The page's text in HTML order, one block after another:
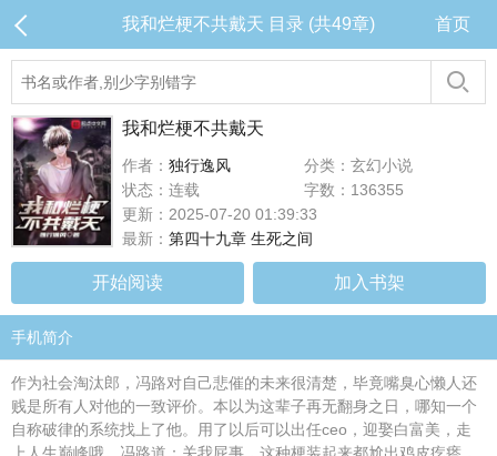
我和烂梗不共戴天 目录 (共49章) 首页
我和烂梗不共戴天
作者： 独行逸风
分类：玄幻小说
状态：连载
字数：136355
更新：2025-07-20 01:39:33
最新： 第四十九章 生死之间
开始阅读 加入书架
手机简介
作为社会淘汰郎，冯路对自己悲催的未来很清楚，毕竟嘴臭心懒人还
贱是所有人对他的一致评价。本以为这辈子再无翻身之日，哪知一个
自称破律的系统找上了他。用了以后可以出任ceo，迎娶白富美，走